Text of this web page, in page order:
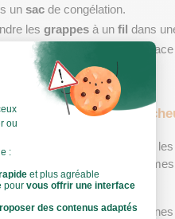
un sac de congélation.
les grappes à un fil dans
méthode rustique reste
pour préserver la
certaines . Placez les
Le compartiment à
les pommes ou les